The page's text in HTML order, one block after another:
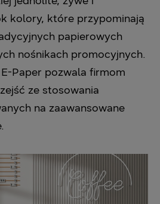
kolory, które przypominają
papierowych
nośnikach promocyjnych.
Paper pozwala firmom
ze stosowania
na zaawansowane